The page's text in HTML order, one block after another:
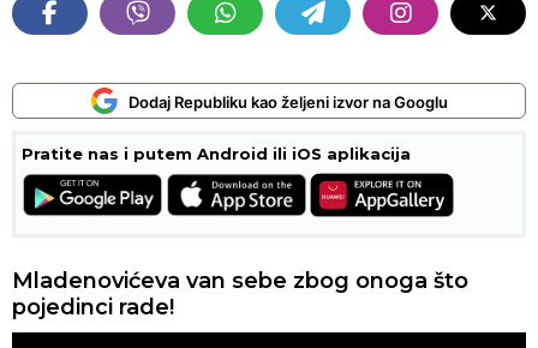
Dodaj Republiku kao željeni izvor na Googlu
Pratite nas i putem Android ili iOS aplikacija
Mladenovićeva van sebe zbog onoga što
pojedinci rade!